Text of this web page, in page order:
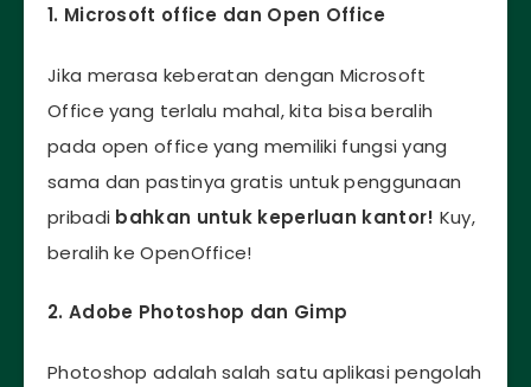
1. Microsoft office dan Open Office
Jika merasa keberatan dengan Microsoft
Office yang terlalu mahal, kita bisa beralih
pada open office yang memiliki fungsi yang
sama dan pastinya gratis untuk penggunaan
pribadi bahkan untuk keperluan kantor! Kuy,
beralih ke OpenOffice!
2. Adobe Photoshop dan Gimp
Photoshop adalah salah satu aplikasi pengolah